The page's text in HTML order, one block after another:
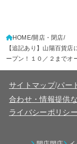
HOME 開店・閉店
【追記あり】山陽百貨
ープン！１０／２までオ
サイトマップ/パー
合わせ・情報提供
ライバシーポリシー